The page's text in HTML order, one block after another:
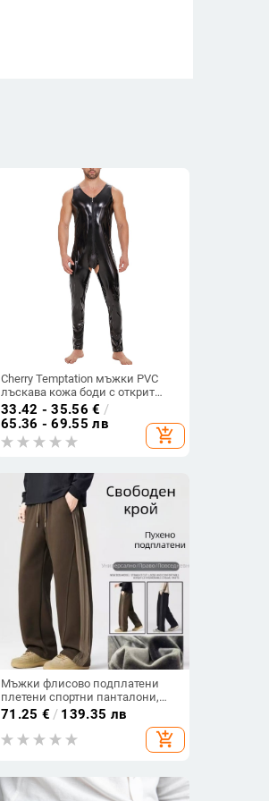
Cherry Temptation мъжки PVC
лъскава кожа боди с открит
гръб, слим кройка, подплата PU
и прави панталони
33.42 - 35.56 € /
65.36 - 69.55 лв
add_shopping_cart
Мъжки флисово подплатени
плетени спортни панталони,
зимни, свободен силует, прави
крачоли, памучно-смесен плат
(68.9% памук, 31.1% полиестер)
71.25 € / 139.35 лв
add_shopping_cart